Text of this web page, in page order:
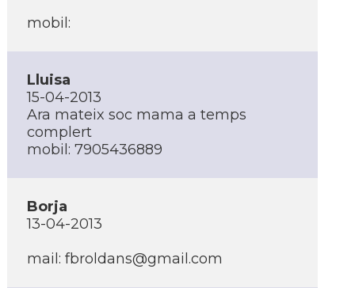
mobil:
Lluisa
15-04-2013
Ara mateix soc mama a temps
complert
mobil: 7905436889
Borja
13-04-2013
mail: fbroldans@gmail.com